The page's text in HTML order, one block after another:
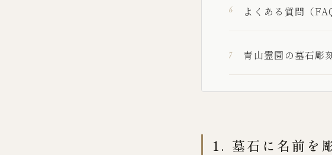
よくある質問（
青山霊園の墓石彫
1. 墓石に名前を